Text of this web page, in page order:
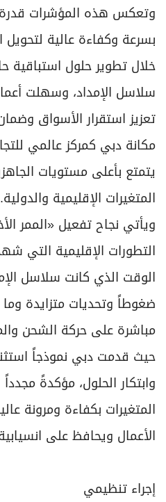
وتعكس هذه المؤشرات
بسرعة وكفاءة عالية
خلال تطوير حلول استباقية
سلاسل الإمداد، وسهلت
تعزيز استقرار الأسواق
مكانة دبي كمركز عالمي
يتمتع بأعلى مستويات
المتغيرات الإقليمية والدولية.
التطورات الإقليمية التي
الوقت الذي كانت سلاسل
ضغوطاً وتحديات متزايدة وما
مباشرة على حركة الشحن
حيث قدمت دبي نموذجاً
وابتكار الحلول، مؤكدةً
المتغيرات بكفاءة ومرونة
الأعمال ويحافظ على
إجراء تنظيمي